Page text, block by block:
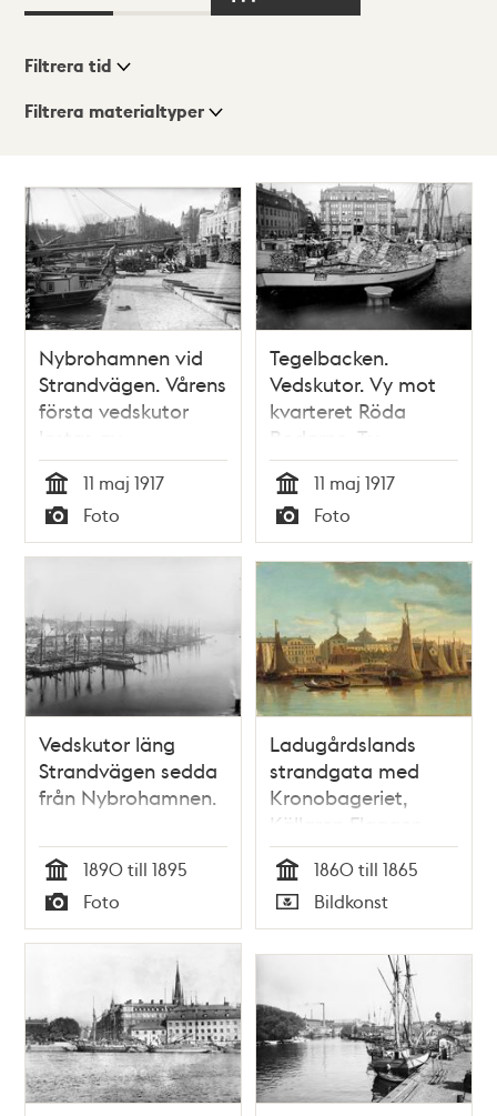
Visningsläge
Filtrera tid
Filtrera materialtyper
träffar
Nybrohamnen vid
Strandvägen. Vårens
första vedskutor
lastas av
Tid
11 maj 1917
Typ
Foto
Tegelbacken.
Vedskutor. Vy mot
kvarteret Röda
Bodarne. T.v.
Kronprinsens stall,
kv. Sjöhästen,
sedermera
Brandklipparen,
ingår nu i kv.
Tid
11 maj 1917
Typ
Foto
Vedskutor läng
Strandvägen sedda
från Nybrohamnen.
Tid
1890 till 1895
Typ
Foto
Ladugårdslands
strandgata med
Kronobageriet,
Källaren Flaggen
och
Östermalmskyrkan i
bakgrunden
Tid
1860 till 1865
Typ
Bildkonst